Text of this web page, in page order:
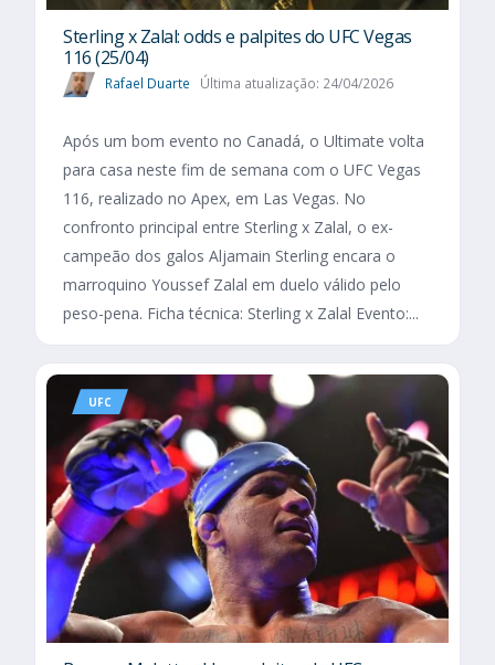
Sterling x Zalal: odds e palpites do UFC Vegas
116 (25/04)
Rafael Duarte Última atualização: 24/04/2026
Após um bom evento no Canadá, o Ultimate volta
para casa neste fim de semana com o UFC Vegas
116, realizado no Apex, em Las Vegas. No
confronto principal entre Sterling x Zalal, o ex-
campeão dos galos Aljamain Sterling encara o
marroquino Youssef Zalal em duelo válido pelo
peso-pena. Ficha técnica: Sterling x Zalal Evento:...
UFC